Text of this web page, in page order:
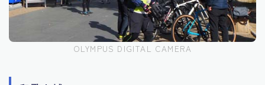
OLYMPUS DIGITAL CAMERA